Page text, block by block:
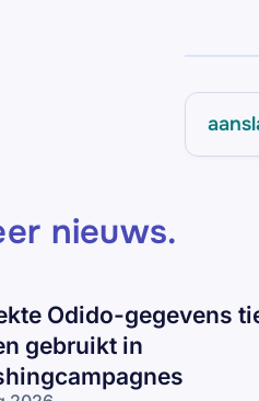
nieuws.
Odido-gegevens
gebruikt in